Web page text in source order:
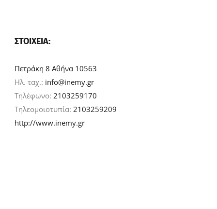
ΣΤΟΙΧΕΊΑ:
Πετράκη 8 Αθήνα 10563
Ηλ. ταχ.: info@inemy.gr
Τηλέφωνο: 2103259170
Τηλεομοιοτυπία: 2103259209
http://www.inemy.gr